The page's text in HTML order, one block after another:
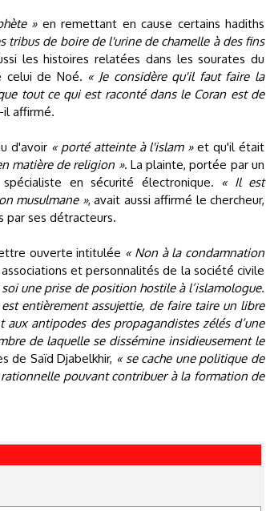
»en remettant en cause certains hadiths
tribus de boire de l'urine de chamelle à des fins
les histoires relatées dans les sourates du
celui de Noé. « Je considère qu'il faut faire la
tout ce qui est raconté dans le Coran est de
il affirmé.
d'avoir « porté atteinte à l'islam »et qu'il était
matière de religion ». La plainte, portée par un
en sécurité électronique.
« Il est
musulmane », avait aussi affirmé le chercheur,
par ses détracteurs.
ouverte intitulée « Non à la condamnation
et personnalités de la société civile
une prise de position hostile à l’islamologue.
entièrement assujettie, de faire taire un libre
antipodes des propagandistes zélés d’une
de laquelle se dissémine insidieusement le
de Saïd Djabelkhir, « se cache une politique de
pouvant contribuer à la formation de